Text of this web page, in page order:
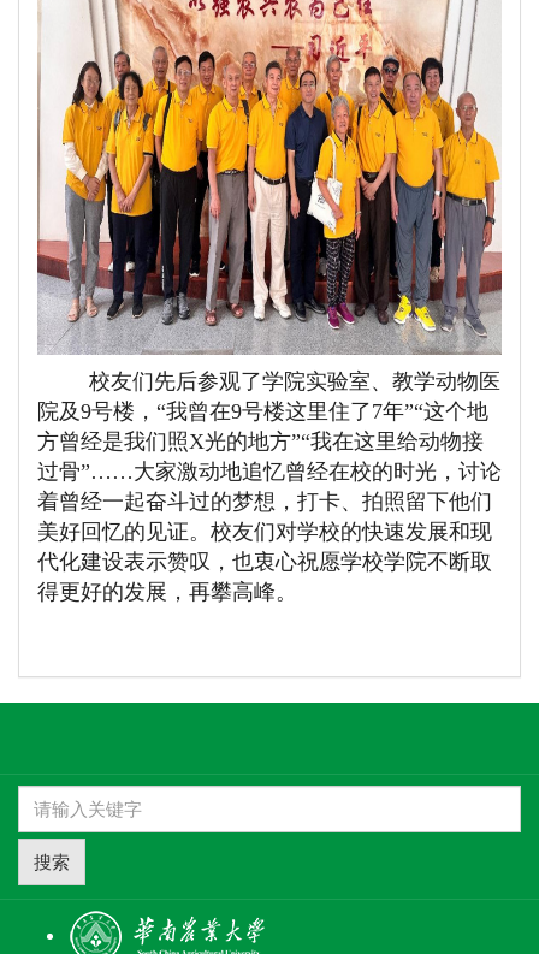
校友们先后参观了学院实验室、教学动物医
院及9号楼，“我曾在9号楼这里住了7年”“这个地
方曾经是我们照X光的地方”“我在这里给动物接
过骨”……大家激动地追忆曾经在校的时光，讨论
着曾经一起奋斗过的梦想，打卡、拍照留下他们
美好回忆的见证。校友们对学校的快速发展和现
代化建设表示赞叹，也衷心祝愿学校学院不断取
得更好的发展，再攀高峰。
搜索